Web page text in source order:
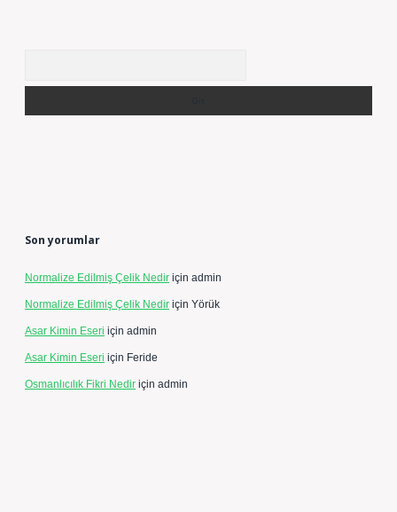
Son yorumlar
Normalize Edilmiş Çelik Nedir için admin
Normalize Edilmiş Çelik Nedir için Yörük
Asar Kimin Eseri için admin
Asar Kimin Eseri için Feride
Osmanlıcılık Fikri Nedir için admin